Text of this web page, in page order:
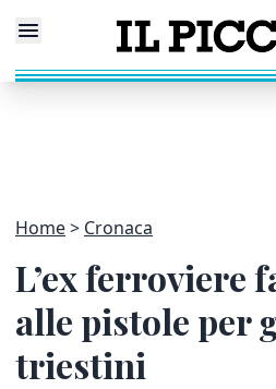
Home Cronaca
L’ex ferroviere
alle pistole per
triestini